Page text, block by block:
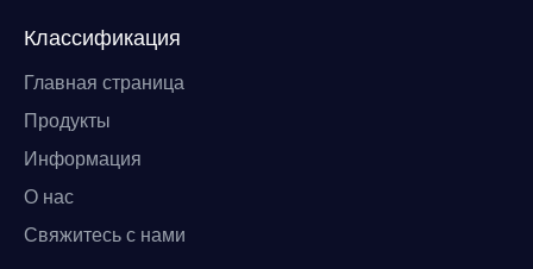
Классификация
Главная страница
Продукты
Информация
О нас
Свяжитесь с нами